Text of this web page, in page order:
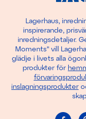
Lagerhaus,
inspirerande,
inredningsdetaljer.
Moments" vill
glädje i livets alla
produkter för
inslagningsprodukter